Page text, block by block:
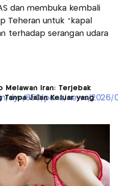
dan membuka kembali
Teheran untuk "kapal
terhadap serangan udara
Melawan Iran: Terjebak
Tanpa Jalan Keluar yang